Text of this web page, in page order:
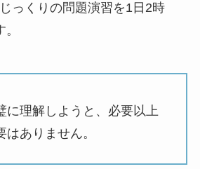
っくりの問題演習を1日2時
に理解しようと、必要以上
ありません。